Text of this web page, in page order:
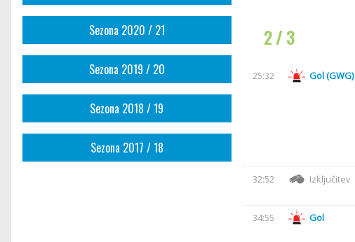
Sezona 2020 / 21
Sezona 2019 / 20
Sezona 2018 / 19
Sezona 2017 / 18
2 / 3
25:32 Gol (GWG)
32:52 Izključitev
34:55 Gol